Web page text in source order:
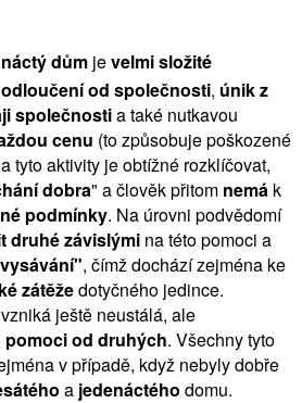
dům jevelmi složité
odloučení od společnosti, únik z
společnostia také nutkavou
cenu (to způsobuje poškozené
tyto aktivity je obtížné rozklíčovat,
dobra" a člověk přitom nemá k
podmínky. Na úrovni podvědomí
druhé závislými na této pomoci a
, čímž dochází zejména ke
zátěžedotyčného jedince.
ještě neustálá, ale
od druhých. Všechny tyto
v případě, když nebyly dobře
a jedenáctého domu.